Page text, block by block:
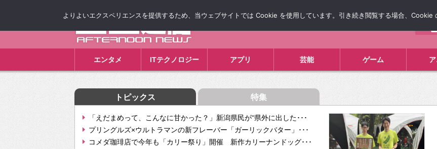
エンタメ ITテクノロジー アプリ 芸能 ゲーム
トピックス 特集
「えだまめって、こんなに甘かった？」新潟県民が“県外に出した･･･
プリングルズ×ウルトラマンの新フレーバー「ガーリックバター」･･･
コメダ珈琲店で今年も「カリー祭り」開催 新作カリーナンドッグ･･･
よりよいエクスペリエンスを提供するため、当ウェブサイトでは Cookie を使用しています。引き続き閲覧する場合、Cookie